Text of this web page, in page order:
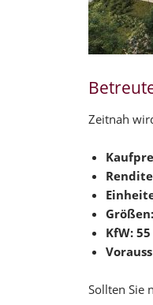
Zeitnah
KfW: 55
Sollten Sie